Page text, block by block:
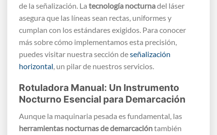
de la señalización. La tecnología nocturnadel láser
asegura que las líneas sean rectas, uniformes y
cumplan con los estándares exigidos. Para conocer
más sobre cómo implementamos esta precisión,
puedes visitar nuestra sección deseñalización
horizontal , un pilar de nuestros servicios.
Rotuladora Manual: Un Instrumento
Nocturno Esencial para Demarcación
Aunque la maquinaria pesada es fundamental, las
herramientas nocturnas de demarcacióntambién